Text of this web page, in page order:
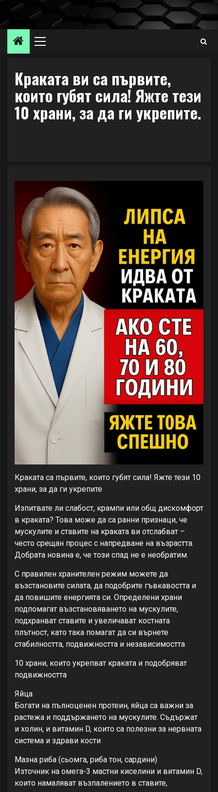
Skip
content
Primary
Краката ви са първите,
които губят сила! Яжте тези
10 храни, за да ги укрепите.
Краката са първите, които губят сила! Яжте тези 10
храни, за да ги укрепите
Изпитвате ли слабост, крампи или общ дискомфорт
в краката? Това може да са ранни признаци, че
мускулите и ставите на краката ви отслабват –
често срещан процес с напредване на възрастта.
Добрата новина е, че този спад не е необратим.
С правилен хранителен режим можете да
възстановите силата, да подобрите гъвкавостта и
да повишите енергията си. Определени храни
подпомагат възстановяването на мускулите,
подхранват ставите и увеличават костната
плътност, като така помагат да си върнете
стабилността, подвижността и независимостта
10 храни, които укрепват краката и подобряват
подвижността
Яйца
Богати на пълноценен протеин, яйца са важни за
растежа и поддържането на мускулите. Съдържат
и холин, и витамин D, които са полезни за нервната
система и здрави кости
Мазна риба (сьомга, риба тон, сардини)
Източник на омега-3 мастни киселини и витамин D,
които намаляват възпалението в ставите,